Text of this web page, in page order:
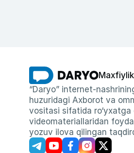
“Daryo” internet-
huzuridagi Axborot va
vositasi sifatida
videomateriallaridan
yozuv ilova qilingan